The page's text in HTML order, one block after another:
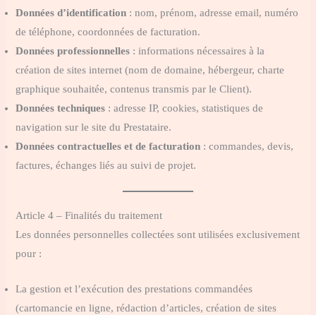
Données d’identification : nom, prénom, adresse email, numéro
de téléphone, coordonnées de facturation.
Données professionnelles : informations nécessaires à la
création de sites internet (nom de domaine, hébergeur, charte
graphique souhaitée, contenus transmis par le Client).
Données techniques : adresse IP, cookies, statistiques de
navigation sur le site du Prestataire.
Données contractuelles et de facturation : commandes, devis,
factures, échanges liés au suivi de projet.
Article 4 – Finalités du traitement
Les données personnelles collectées sont utilisées exclusivement
pour :
La gestion et l’exécution des prestations commandées
(cartomancie en ligne, rédaction d’articles, création de sites